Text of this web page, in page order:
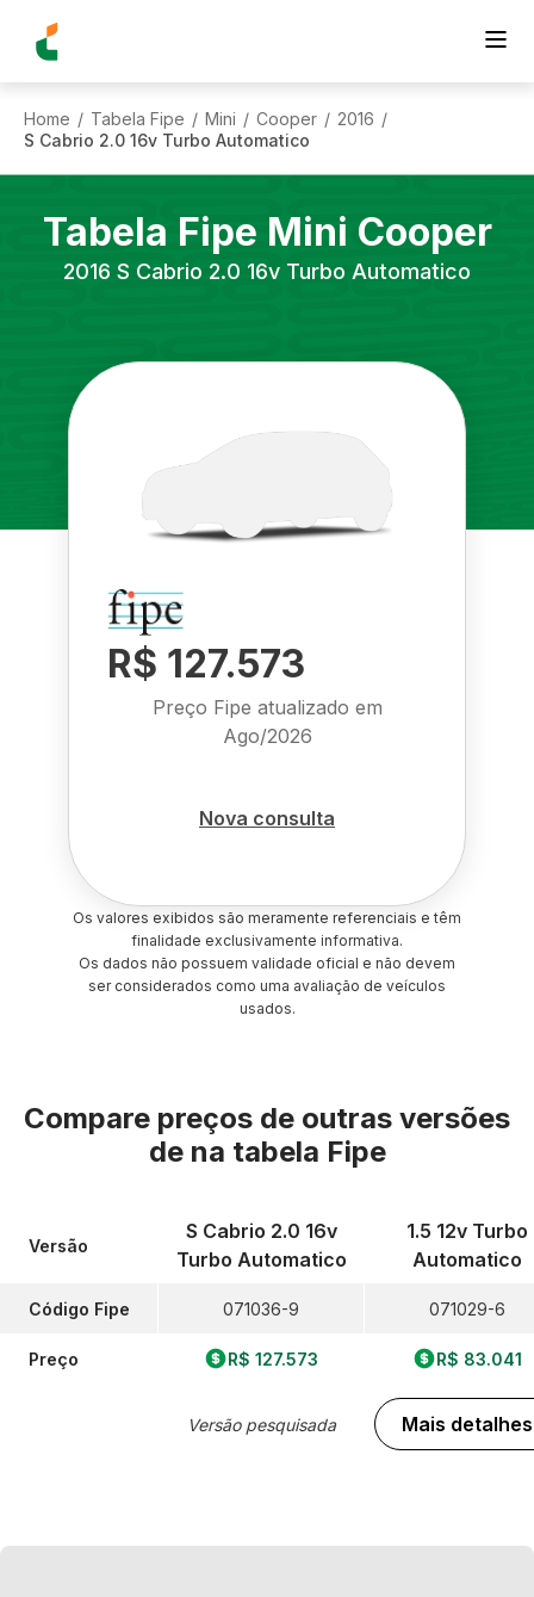
Home / Tabela Fipe / Mini / Cooper / 2016 /
S Cabrio 2.0 16v Turbo Automatico
Tabela Fipe Mini Cooper
2016 S Cabrio 2.0 16v Turbo Automatico
R$ 127.573
Preço Fipe atualizado em
Ago/2026
Nova consulta
Os valores exibidos são meramente referenciais e têm
finalidade exclusivamente informativa.
Os dados não possuem validade oficial e não devem
ser considerados como uma avaliação de veículos
usados.
Compare preços de outras versões
de na tabela Fipe
Versão
Código Fipe
Preço
S Cabrio 2.0 16v
Turbo Automatico
071036-9
R$ 127.573
Versão pesquisada
1.5 12v Turbo
Automatico
071029-6
R$ 83.041
Mais detalhes